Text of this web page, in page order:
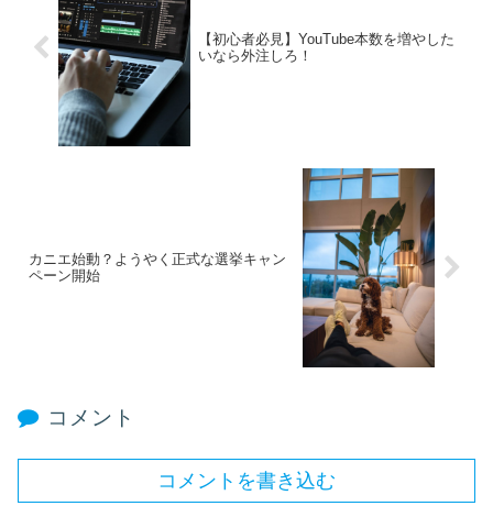
【初心者必見】YouTube本数を増やした
いなら外注しろ！
カニエ始動？ようやく正式な選挙キャン
ペーン開始
コメント
コメントを書き込む